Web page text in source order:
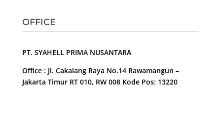
OFFICE
PT. SYAHELL PRIMA NUSANTARA
Office : Jl. Cakalang Raya No.14 Rawamangun –
Jakarta Timur RT 010, RW 008 Kode Pos: 13220